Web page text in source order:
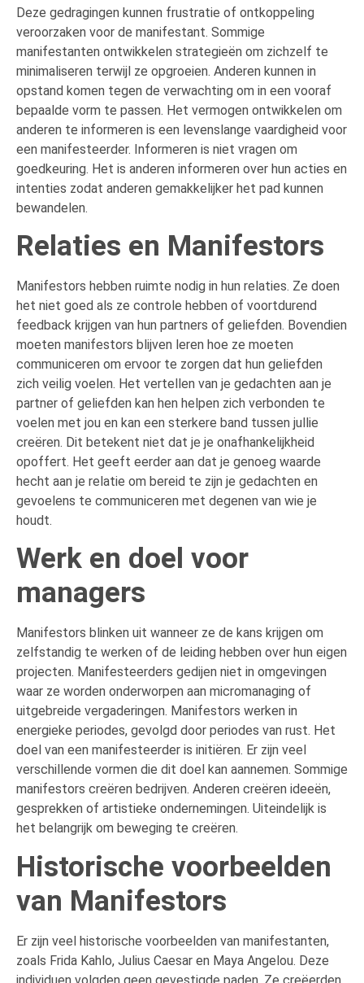
Deze gedragingen kunnen frustratie of ontkoppeling
veroorzaken voor de manifestant. Sommige
manifestanten ontwikkelen strategieën om zichzelf te
minimaliseren terwijl ze opgroeien. Anderen kunnen in
opstand komen tegen de verwachting om in een vooraf
bepaalde vorm te passen. Het vermogen ontwikkelen om
anderen te informeren is een levenslange vaardigheid voor
een manifesteerder. Informeren is niet vragen om
goedkeuring. Het is anderen informeren over hun acties en
intenties zodat anderen gemakkelijker het pad kunnen
bewandelen.
Relaties en Manifestors
Manifestors hebben ruimte nodig in hun relaties. Ze doen
het niet goed als ze controle hebben of voortdurend
feedback krijgen van hun partners of geliefden. Bovendien
moeten manifestors blijven leren hoe ze moeten
communiceren om ervoor te zorgen dat hun geliefden
zich veilig voelen. Het vertellen van je gedachten aan je
partner of geliefden kan hen helpen zich verbonden te
voelen met jou en kan een sterkere band tussen jullie
creëren. Dit betekent niet dat je je onafhankelijkheid
opoffert. Het geeft eerder aan dat je genoeg waarde
hecht aan je relatie om bereid te zijn je gedachten en
gevoelens te communiceren met degenen van wie je
houdt.
Werk en doel voor
managers
Manifestors blinken uit wanneer ze de kans krijgen om
zelfstandig te werken of de leiding hebben over hun eigen
projecten. Manifesteerders gedijen niet in omgevingen
waar ze worden onderworpen aan micromanaging of
uitgebreide vergaderingen. Manifestors werken in
energieke periodes, gevolgd door periodes van rust. Het
doel van een manifesteerder is initiëren. Er zijn veel
verschillende vormen die dit doel kan aannemen. Sommige
manifestors creëren bedrijven. Anderen creëren ideeën,
gesprekken of artistieke ondernemingen. Uiteindelijk is
het belangrijk om beweging te creëren.
Historische voorbeelden
van Manifestors
Er zijn veel historische voorbeelden van manifestanten,
zoals Frida Kahlo, Julius Caesar en Maya Angelou. Deze